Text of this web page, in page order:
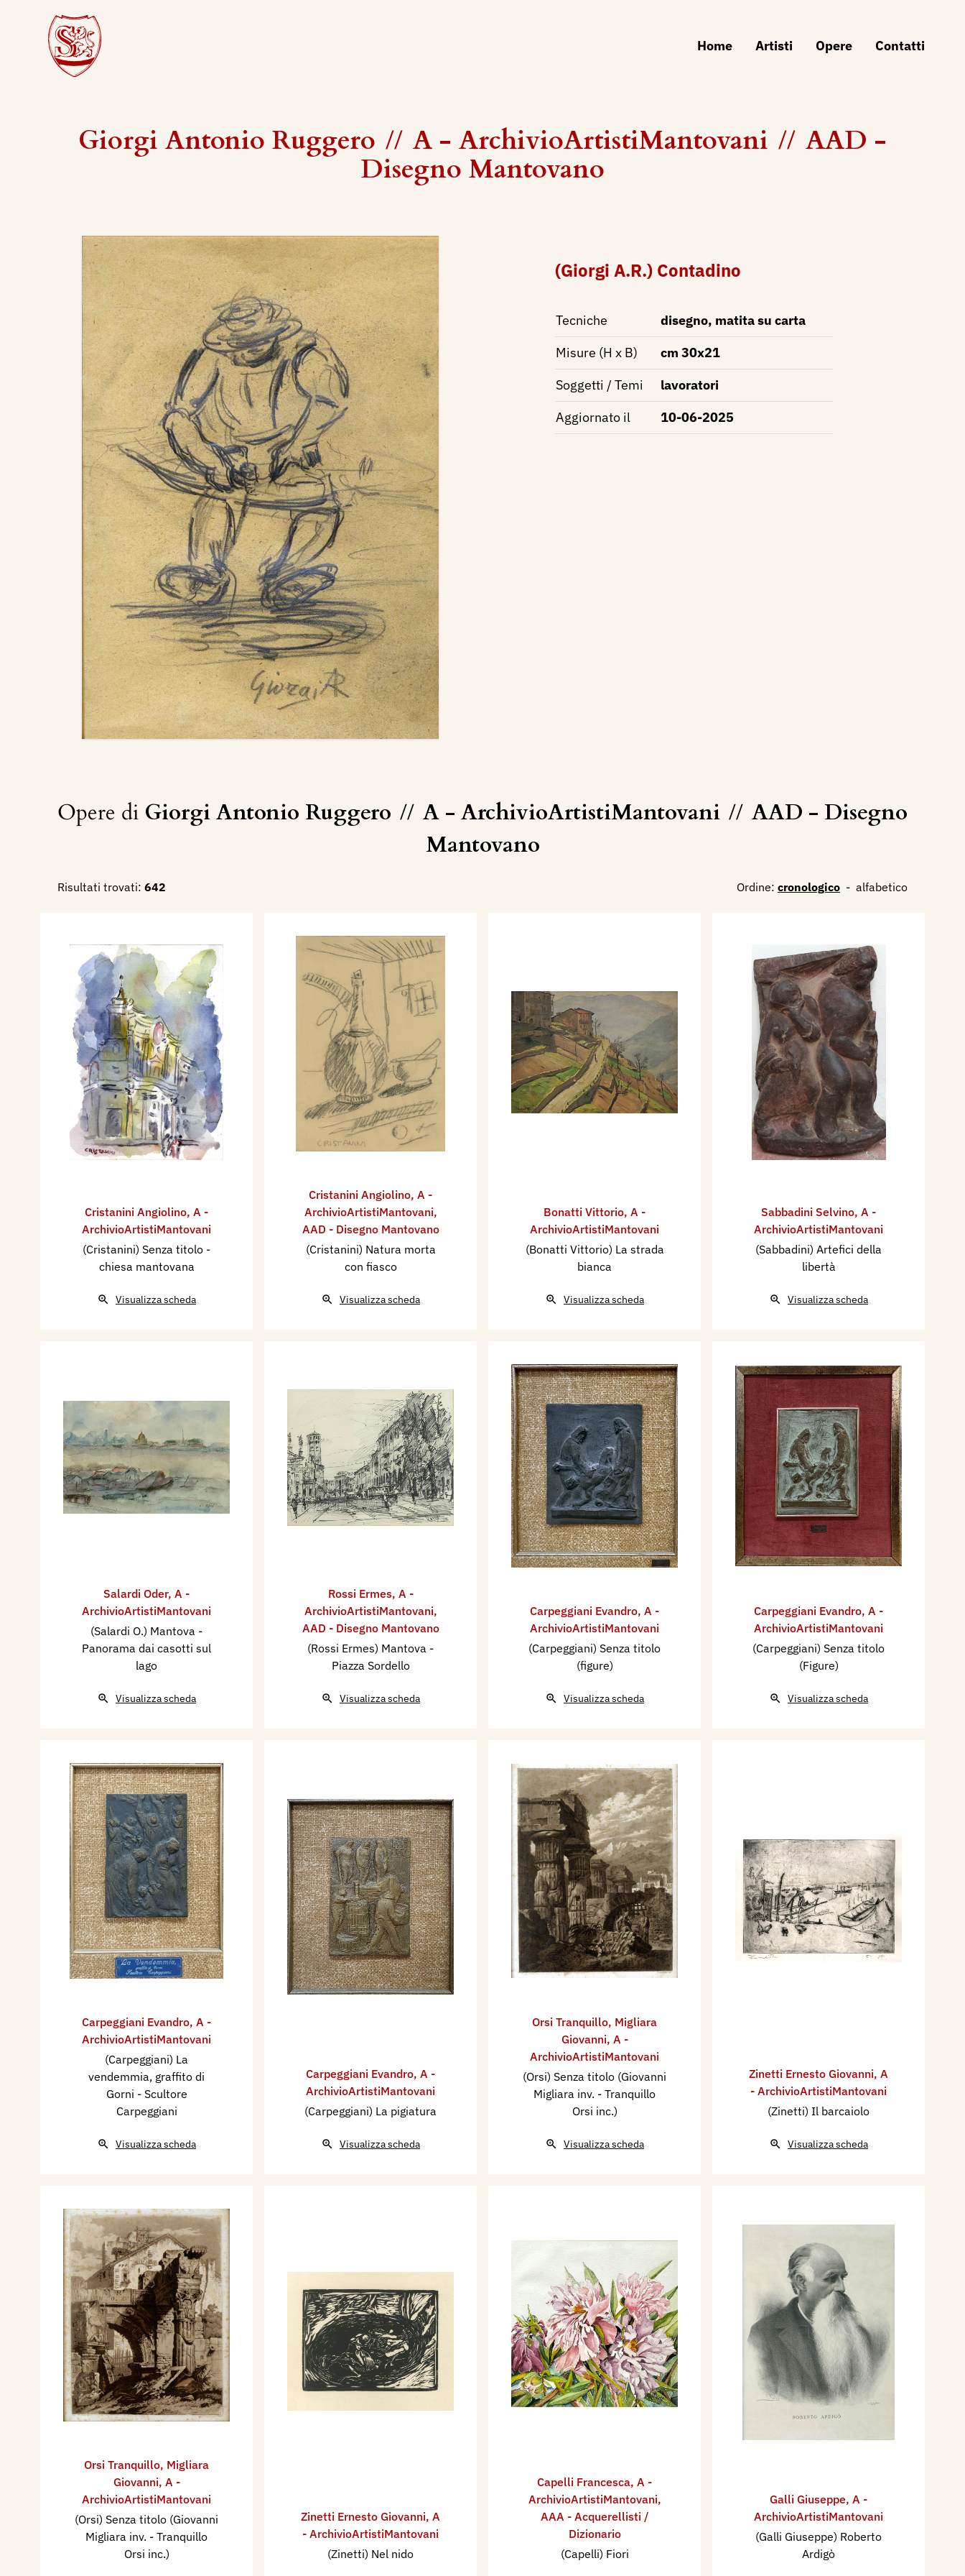
Home Artisti Opere Contatti
Giorgi Antonio Ruggero // A - ArchivioArtistiMantovani // AAD -
Disegno Mantovano
(Giorgi A.R.) Contadino
Tecniche
disegno, matita su carta
Misure (H x B)
cm 30x21
Soggetti / Temi
lavoratori
Aggiornato il
10-06-2025
Opere di Giorgi Antonio Ruggero // A - ArchivioArtistiMantovani // AAD - Disegno
Mantovano
Risultati trovati: 642 Ordine: cronologico - alfabetico
Cristanini Angiolino, A -
ArchivioArtistiMantovani
(Cristanini) Senza titolo -
chiesa mantovana
Visualizza scheda
Cristanini Angiolino, A -
ArchivioArtistiMantovani,
AAD - Disegno Mantovano
(Cristanini) Natura morta
con fiasco
Visualizza scheda
Bonatti Vittorio, A -
ArchivioArtistiMantovani
(Bonatti Vittorio) La strada
bianca
Visualizza scheda
Sabbadini Selvino, A -
ArchivioArtistiMantovani
(Sabbadini) Artefici della
libertà
Visualizza scheda
Salardi Oder, A -
ArchivioArtistiMantovani
(Salardi O.) Mantova -
Panorama dai casotti sul
lago
Visualizza scheda
Rossi Ermes, A -
ArchivioArtistiMantovani,
AAD - Disegno Mantovano
(Rossi Ermes) Mantova -
Piazza Sordello
Visualizza scheda
Carpeggiani Evandro, A -
ArchivioArtistiMantovani
(Carpeggiani) Senza titolo
(figure)
Visualizza scheda
Carpeggiani Evandro, A -
ArchivioArtistiMantovani
(Carpeggiani) Senza titolo
(Figure)
Visualizza scheda
Carpeggiani Evandro, A -
ArchivioArtistiMantovani
(Carpeggiani) La
vendemmia, graffito di
Gorni - Scultore
Carpeggiani
Visualizza scheda
Carpeggiani Evandro, A -
ArchivioArtistiMantovani
(Carpeggiani) La pigiatura
Visualizza scheda
Orsi Tranquillo, Migliara
Giovanni, A -
ArchivioArtistiMantovani
(Orsi) Senza titolo (Giovanni
Migliara inv. - Tranquillo
Orsi inc.)
Visualizza scheda
Zinetti Ernesto Giovanni, A
- ArchivioArtistiMantovani
(Zinetti) Il barcaiolo
Visualizza scheda
Orsi Tranquillo, Migliara
Giovanni, A -
ArchivioArtistiMantovani
(Orsi) Senza titolo (Giovanni
Migliara inv. - Tranquillo
Orsi inc.)
Zinetti Ernesto Giovanni, A
- ArchivioArtistiMantovani
(Zinetti) Nel nido
Capelli Francesca, A -
ArchivioArtistiMantovani,
AAA - Acquerellisti /
Dizionario
(Capelli) Fiori
Galli Giuseppe, A -
ArchivioArtistiMantovani
(Galli Giuseppe) Roberto
Ardigò